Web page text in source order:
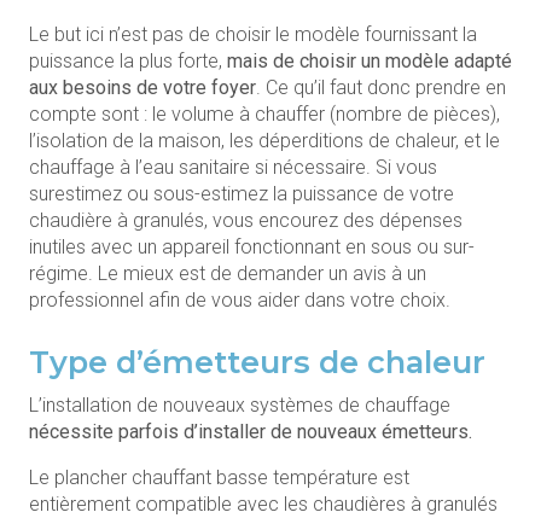
Le but ici n’est pas de choisir le modèle fournissant la
puissance la plus forte, mais de choisir un modèle adapté
aux besoins de votre foyer. Ce qu’il faut donc prendre en
compte sont : le volume à chauffer (nombre de pièces),
l’isolation de la maison, les déperditions de chaleur, et le
chauffage à l’eau sanitaire si nécessaire. Si vous
surestimez ou sous-estimez la puissance de votre
chaudière à granulés, vous encourez des dépenses
inutiles avec un appareil fonctionnant en sous ou sur-
régime. Le mieux est de demander un avis à un
professionnel afin de vous aider dans votre choix.
Type d’émetteurs de chaleur
L’installation de nouveaux systèmes de chauffage
nécessite parfois d’installer de nouveaux émetteurs.
Le plancher chauffant basse température est
entièrement compatible avec les chaudières à granulés